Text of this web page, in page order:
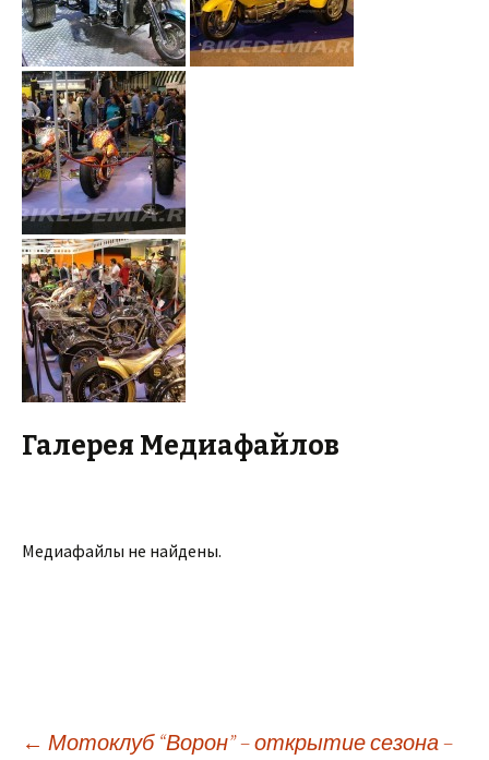
Галерея Медиафайлов
Медиафайлы не найдены.
← Мотоклуб “Ворон” – открытие сезона –